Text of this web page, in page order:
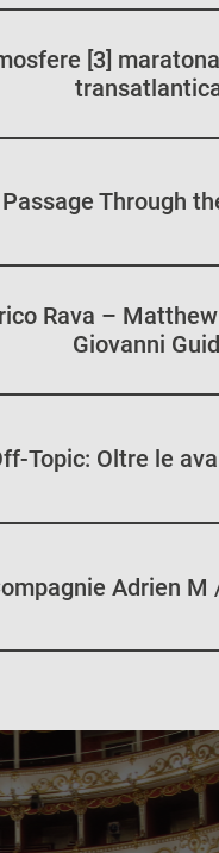
[3]
Passage Through
Rava –
Giovanni
Topic: Oltre le
Adrien M